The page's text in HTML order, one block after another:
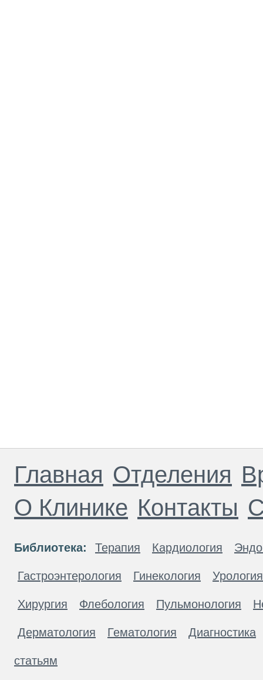
Главная Отделения
О Клинике Контакты
Библиотека: Терапия Кардиология
Гастроэнтерология Гинекология Урология
Хирургия Флебология Пульмонология
Дерматология Гематология Диагностика
статьям